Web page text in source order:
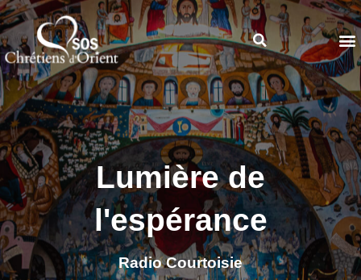
Lumière de
l'espérance
Radio Courtoisie